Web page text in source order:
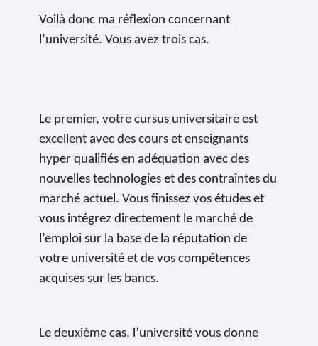
Voilà donc ma réflexion concernant
l’université. Vous avez trois cas.
Le premier, votre cursus universitaire est
excellent avec des cours et enseignants
hyper qualifiés en adéquation avec des
nouvelles technologies et des contraintes du
marché actuel. Vous finissez vos études et
vous intégrez directement le marché de
l’emploi sur la base de la réputation de
votre université et de vos compétences
acquises sur les bancs.
Le deuxième cas, l’université vous donne